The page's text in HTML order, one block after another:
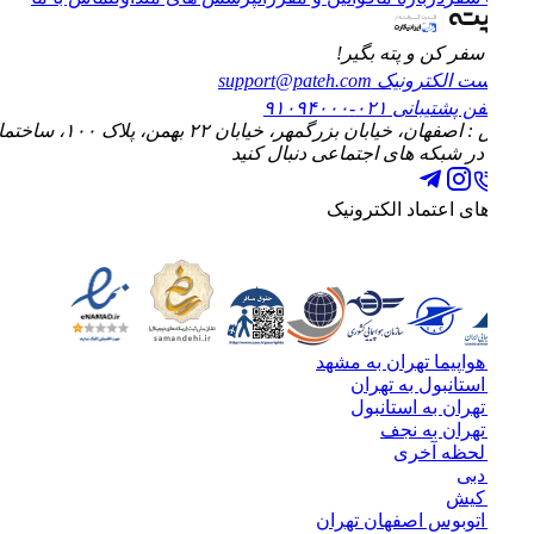
کن و پته بگیر!
الکترونیک support@pateh.com
پشتیبانی۰۲۱-۹۱۰۹۴۰۰۰
خیابان بزرگمهر، خیابان ۲۲ بهمن، پلاک ۱۰۰، ساختمان الماس، طبقه چهارم، واحد ۱۰
در شبکه های اجتماعی دنبال کنید
اعتماد الکترونیک
تهران به مشهد
به تهران
به استانبول
تهران به نجف
لحظه آخری
اتوبوس اصفهان تهران